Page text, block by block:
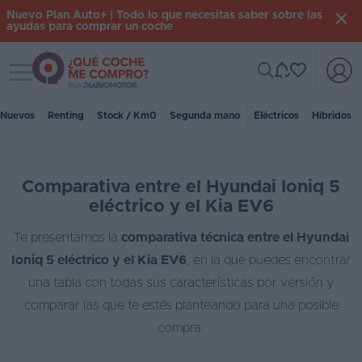
Iniciar
Coches
Renting
Suscripción
Stock
Nuevo Plan Auto+ | Todo lo que necesitas saber sobre las
ayudas para comprar un coche
Toggle navigation
Nuevos Renting Stock / Km0 Segunda mano Eléctricos Híbridos
Comparativa entre el Hyundai Ioniq 5
eléctrico y el Kia EV6
Te presentamos la comparativa técnica entre el Hyundai
Ioniq 5 eléctrico y el Kia EV6, en la que puedes encontrar
una tabla con todas sus características por versión y
comparar las que te estés planteando para una posible
compra.